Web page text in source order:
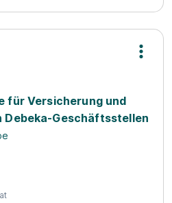
für Versicherung und
Debeka-Geschäftsstellen